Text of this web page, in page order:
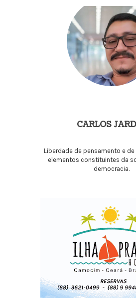
CARLOS
Liberdade de pensamento e
elementos constituintes da
democracia.